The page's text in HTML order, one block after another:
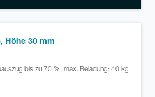
Höhe 30 mm
bis zu 70 %, max. Beladung: 40 kg